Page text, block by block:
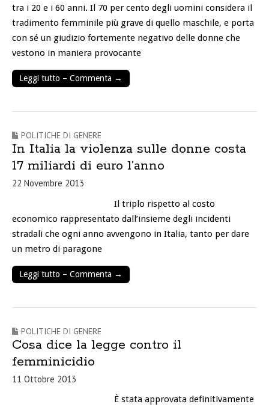
tra i 20 e i 60 anni. Il 70 per cento degli uomini considera il
tradimento femminile più grave di quello maschile, e porta
con sé un giudizio fortemente negativo delle donne che
vestono in maniera provocante
Leggi tutto – Commenta →
POLITICHE DI GENERE
In Italia la violenza sulle donne costa
17 miliardi di euro l’anno
22 Novembre 2013
Il triplo rispetto al costo
economico rappresentato dall’insieme degli incidenti
stradali che ogni anno avvengono in Italia, tanto per dare
un metro di paragone
Leggi tutto – Commenta →
POLITICHE DI GENERE
Cosa dice la legge contro il
femminicidio
11 Ottobre 2013
È stata approvata definitivamente